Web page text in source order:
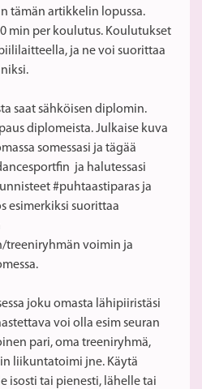
tämän artikkelin lopussa.
min per koulutus. Koulutukset
ja ne voi suorittaa
saat sähköisen diplomin.
diplomeista. Julkaise kuva
somessasi ja tägää
ja halutessasi
#puhtaastiparas ja
esimerkiksi suorittaa
voimin ja
joku omasta lähipiiristäsi
voi olla esim seuran
pari, oma treeniryhmä,
liikuntatoimi jne. Käytä
isosti tai pienesti, lähelle tai